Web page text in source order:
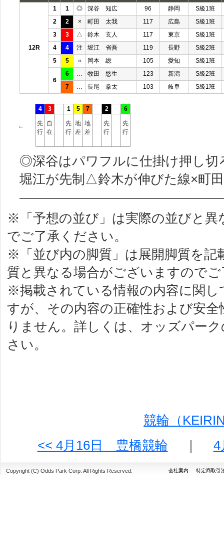
12R
1 1 ◎ 深谷 知広 96 静岡
S級1班
2
2 × 町田 太我 117 広島
S級1班
3
3 △ 鈴木 玄人 117 東京
S級1班
4
4 注 堀江 省吾 119 長野
S級2班
5
5 ○ 岡本 総 105 愛知 S級1班
6
6 牧田 悠生 123 新潟
S級2班
7
長尾 拳太 103 岐阜 S級1班
←
4
先
行
3
自
在
1
先
行
5
地
差
7
地
差
2
先
行
6
先
行
◎深谷はパワフルに仕掛け押し切
堀江が先制△鈴木が伸びた線×町
※「予想の並び」は実際の並びと異
でご了承ください。
※「並び内の脚質」は展開脚質を記
質と異なる場合がございますので
※掲載されている情報の内容に関
すが、その内容の正確性および安
りません。詳しくは、オッズパー
さい。
競輪（
<< 4月16日 豊橋競輪
｜
Copyright (C) Odds Park Corp. All Rights Reserved. 会社案内 特定商取引